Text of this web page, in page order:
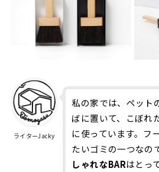
ライターJacky
私の家では、ペット
ばに置いて、こぼれ
に使っています。フ
たいゴミの一つなので
しゃれなBARはとっ